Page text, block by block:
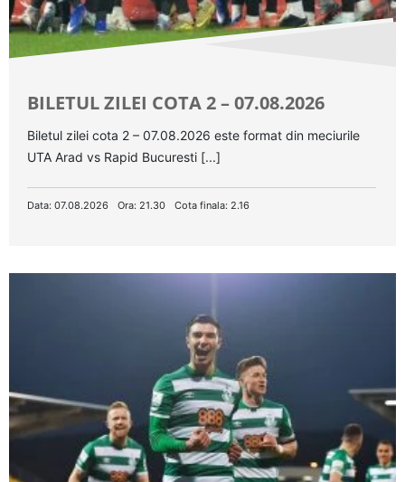
BILETUL ZILEI COTA 2 – 07.08.2026
Biletul zilei cota 2 – 07.08.2026 este format din meciurile
UTA Arad vs Rapid Bucuresti [...]
Data: 07.08.2026 Ora: 21.30 Cota finala: 2.16